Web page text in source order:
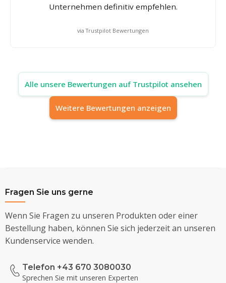
Unternehmen definitiv empfehlen.
via Trustpilot Bewertungen
Alle unsere Bewertungen auf Trustpilot ansehen
Weitere Bewertungen anzeigen
Fragen Sie uns gerne
Wenn Sie Fragen zu unseren Produkten oder einer
Bestellung haben, können Sie sich jederzeit an unseren
Kundenservice wenden.
Telefon +43 670 3080030
Sprechen Sie mit unseren Experten